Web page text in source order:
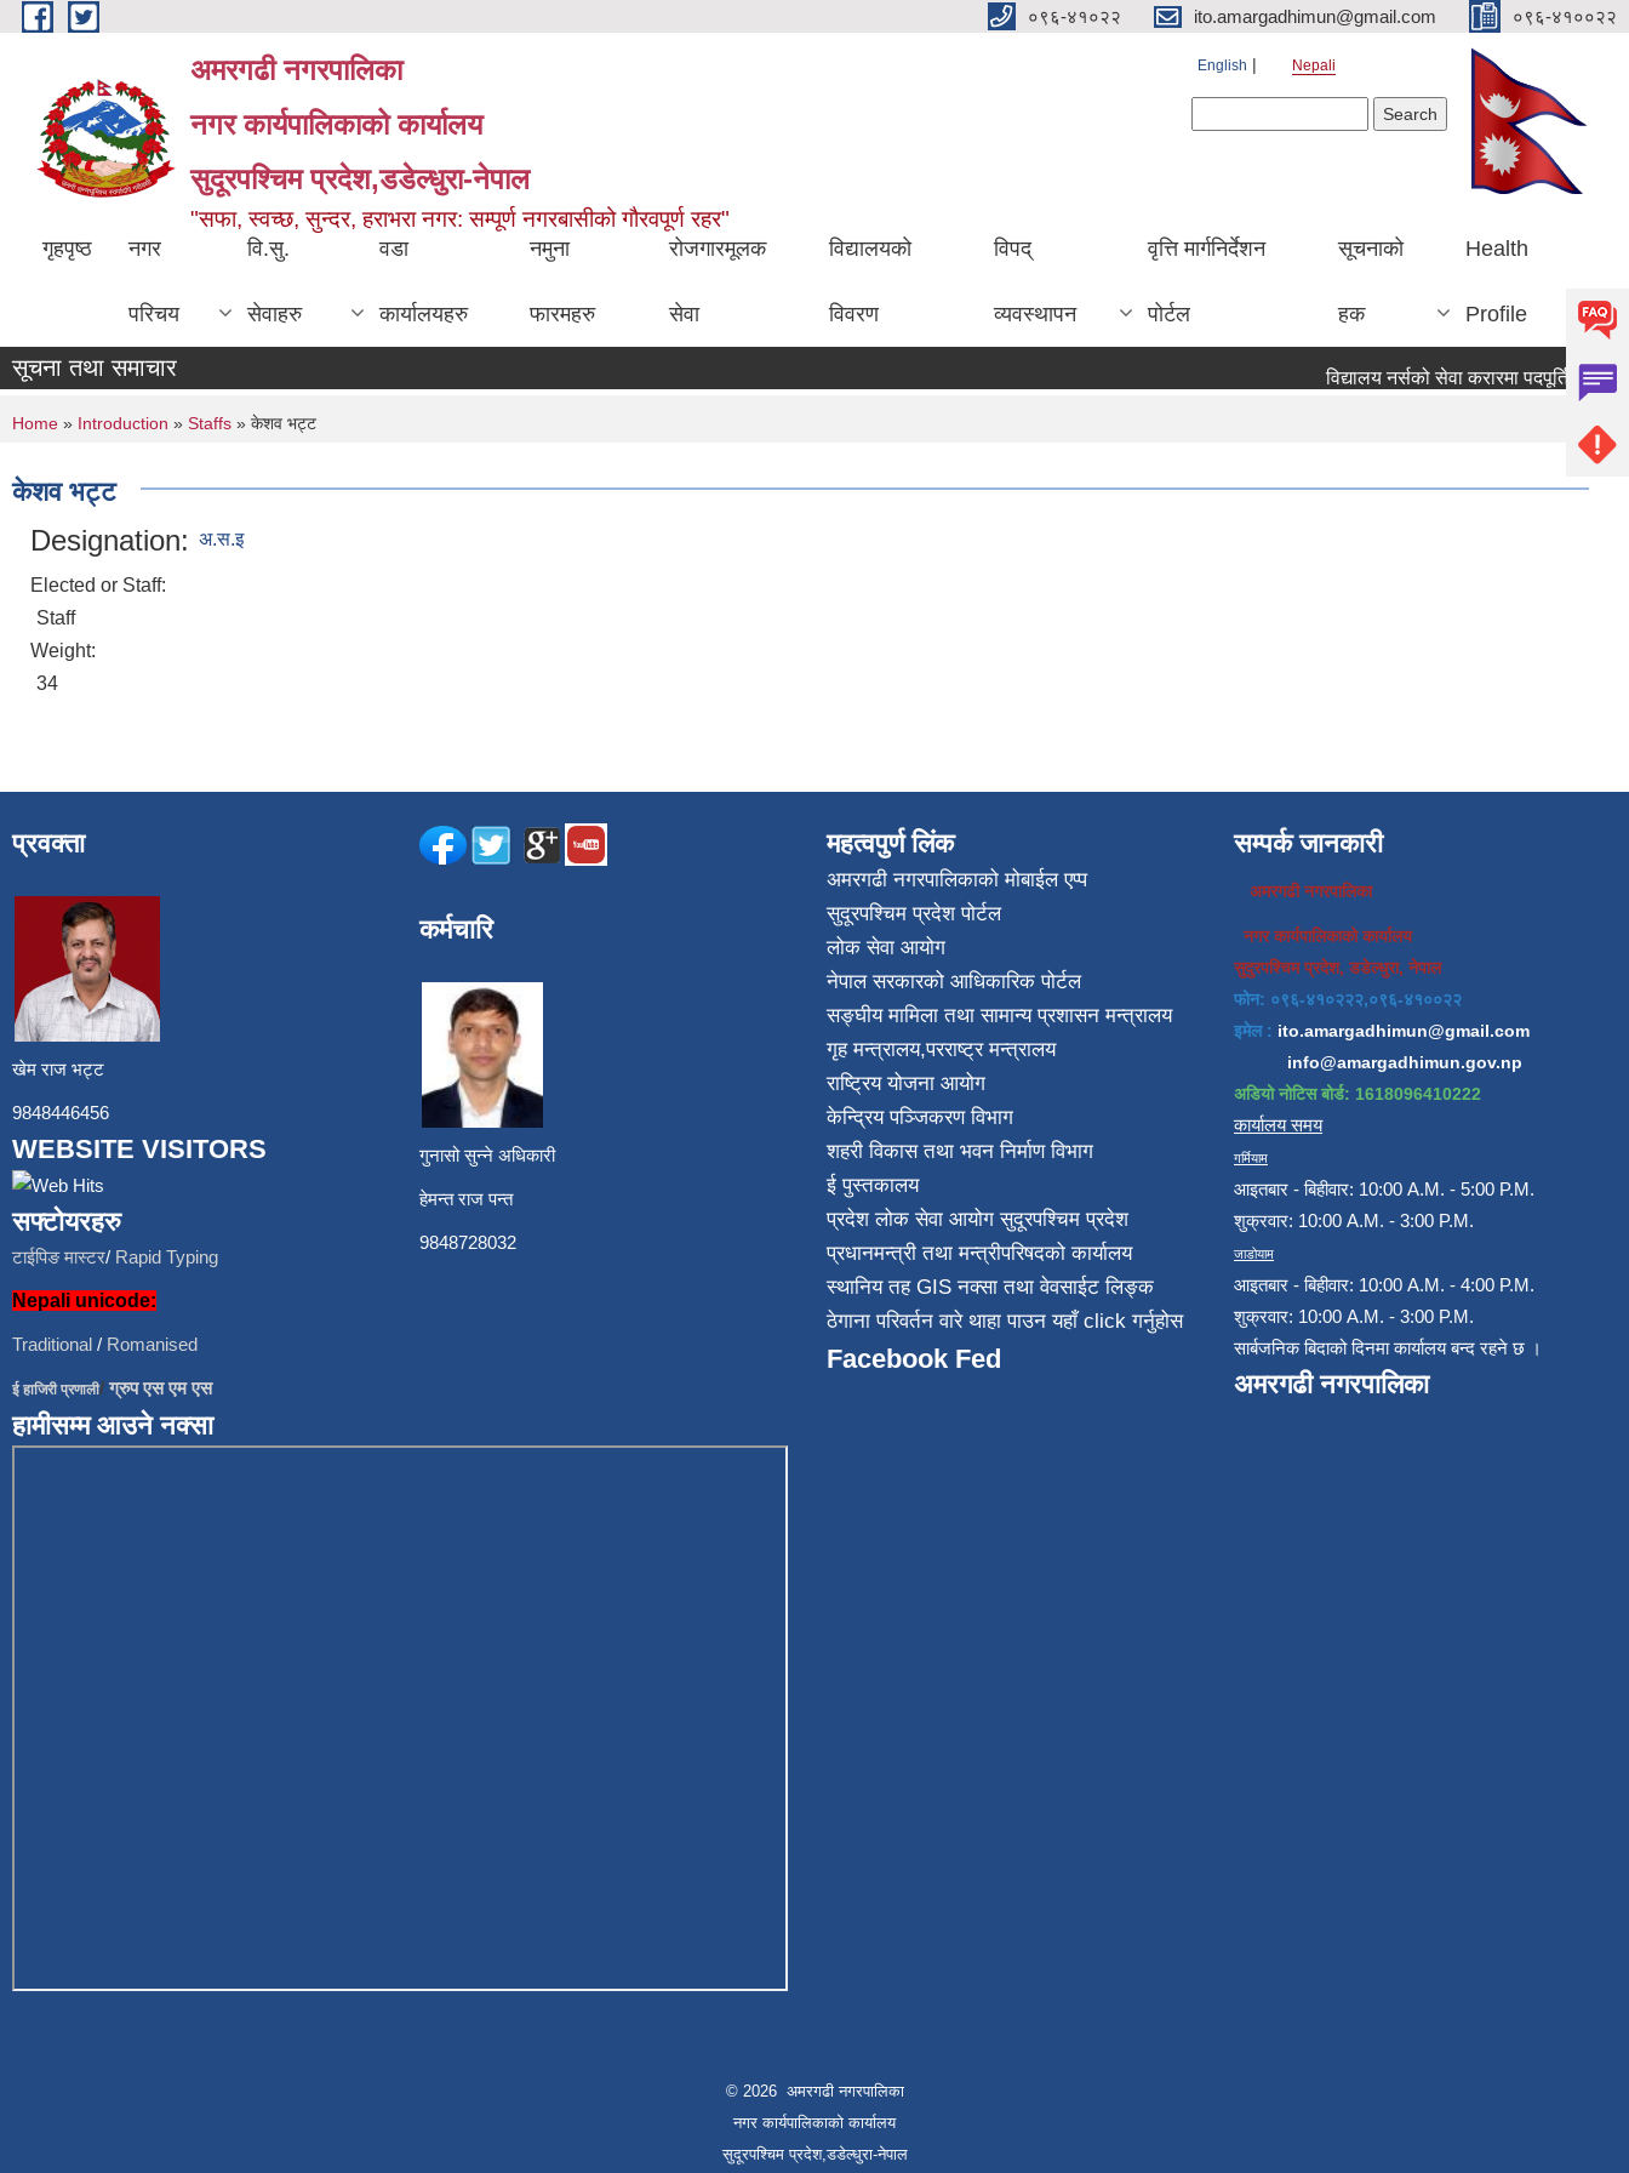
Skip to main content ०९६-४१०२२ ito.amargadhimun@gmail.com ०९६-४१००२२
अमरगढी नगरपालिका
नगर कार्यपालिकाको कार्यालय
सुदूरपश्चिम प्रदेश,डडेल्धुरा-नेपाल
"सफा, स्वच्छ, सुन्दर, हराभरा नगर: सम्पूर्ण नगरबासीको गौरवपूर्ण रहर"
English Nepali
गृहपृष्ठ नगर
परिचय
वि.सु.
सेवाहरु
वडा
कार्यालयहरु
नमुना
फारमहरु
रोजगारमूलक
सेवा
विद्यालयको
विवरण
विपद्
व्यवस्थापन
वृत्ति मार्गनिर्देशन
पोर्टल
सूचनाको
हक
Health
Profile
सूचना तथा समाचार विद्यालय नर्सको सेवा करारमा पदपूर्ति गर्ने
You are here
Home » Introduction » Staffs » केशव भट्ट
केशव भट्ट
Designation: अ.स.इ
Elected or Staff:
Staff
Weight:
34
प्रवक्ता
खेम राज भट्ट
9848446456
WEBSITE VISITORS
सफ्टोयरहरु
टाईपिङ मास्टर/ Rapid Typing
Nepali unicode:
Traditional / Romanised
ई हाजिरी प्रणाली/ग्रुप एस एम एस
हामीसम्म आउने नक्सा
कर्मचारि
गुनासो सुन्ने अधिकारी
हेमन्त राज पन्त
9848728032
महत्वपुर्ण लिंक
अमरगढी नगरपालिकाको मोबाईल एप्प
सुदूरपश्चिम प्रदेश पोर्टल
लोक सेवा आयोग
नेपाल सरकारको आधिकारिक पोर्टल
सङ्घीय मामिला तथा सामान्य प्रशासन मन्त्रालय
गृह मन्त्रालय,परराष्ट्र मन्त्रालय
राष्ट्रिय योजना आयोग
केन्द्रिय पञ्जिकरण विभाग
शहरी विकास तथा भवन निर्माण विभाग
ई पुस्तकालय
प्रदेश लोक सेवा आयोग सुदूरपश्चिम प्रदेश
प्रधानमन्त्री तथा मन्त्रीपरिषदको कार्यालय
स्थानिय तह GIS नक्सा तथा वेवसाईट लिङ्क
ठेगाना परिवर्तन वारे थाहा पाउन यहाँ click गर्नुहोस
Facebook Fed
सम्पर्क जानकारी
अमरगढी नगरपालिका
नगर कार्यपालिकाको कार्यालय
सुदुरपश्चिम प्रदेश, डडेल्धुरा, नेपाल
फोन: ०९६-४१०२२२,०९६-४१००२२
इमेल : ito.amargadhimun@gmail.com
info@amargadhimun.gov.np
अडियो नोटिस बोर्ड: 1618096410222
कार्यालय समय
गर्मियाम
आइतबार - बिहीवार: 10:00 A.M. - 5:00 P.M.
शुक्रवार: 10:00 A.M. - 3:00 P.M.
जाडोयाम
आइतबार - बिहीवार: 10:00 A.M. - 4:00 P.M.
शुक्रवार: 10:00 A.M. - 3:00 P.M.
सार्बजनिक बिदाको दिनमा कार्यालय बन्द रहने छ ।
अमरगढी नगरपालिका
© 2026 अमरगढी नगरपालिका
नगर कार्यपालिकाको कार्यालय
सुदूरपश्चिम प्रदेश,डडेल्धुरा-नेपाल